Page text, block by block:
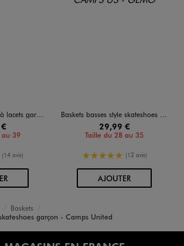
- Camps United
au 39
(14 avis)
AU PANIER
Baskets basses style skateshoes en suédine à lacets élastiques garçon - Camps United
29,99 €
Taille du 28 au 35
5/5 de moyenne
(12 avis)
AJOUTERAU PANIER
Baskets
garçon - Camps United